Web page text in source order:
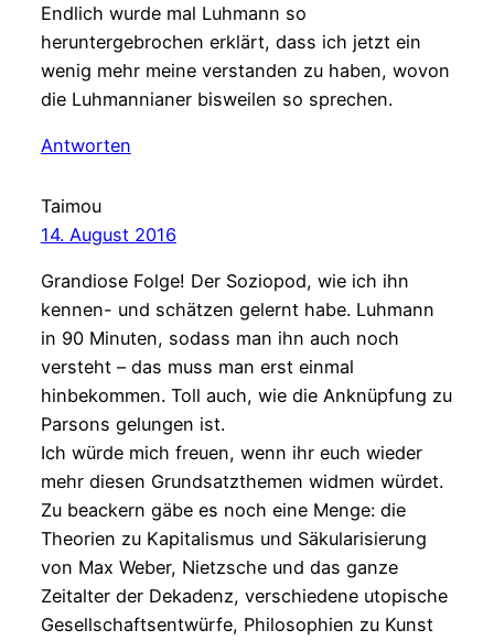
Endlich wurde mal Luhmann so
heruntergebrochen erklärt, dass ich jetzt ein
wenig mehr meine verstanden zu haben, wovon
die Luhmannianer bisweilen so sprechen.
Antworten
Taimou
14. August 2016
Grandiose Folge! Der Soziopod, wie ich ihn
kennen- und schätzen gelernt habe. Luhmann
in 90 Minuten, sodass man ihn auch noch
versteht – das muss man erst einmal
hinbekommen. Toll auch, wie die Anknüpfung zu
Parsons gelungen ist.
Ich würde mich freuen, wenn ihr euch wieder
mehr diesen Grundsatzthemen widmen würdet.
Zu beackern gäbe es noch eine Menge: die
Theorien zu Kapitalismus und Säkularisierung
von Max Weber, Nietzsche und das ganze
Zeitalter der Dekadenz, verschiedene utopische
Gesellschaftsentwürfe, Philosophien zu Kunst